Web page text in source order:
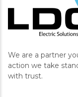
We are a partner
action we take
with trust.